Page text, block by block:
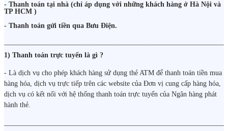
- Thanh toán tại nhà (chỉ áp dụng với những khách hàng ở Hà Nội và
TP HCM )
- Thanh toán gửi tiền qua Bưu Điện.
1) Thanh toán trực tuyến là gì ?
- Là dịch vụ cho phép khách hàng sử dụng thẻ ATM để thanh toán tiền mua
hàng hóa, dịch vụ trực tiếp trên các website của Đơn vị cung cấp hàng hóa,
dịch vụ có kết nối với hệ thống thanh toán trực tuyến của Ngân hàng phát
hành thẻ.